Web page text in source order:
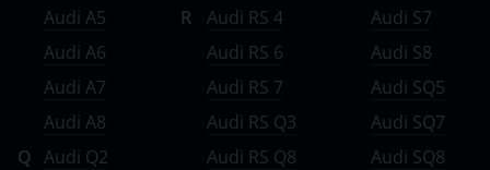
Seat
Skoda
Smart
SsangYong
Audi A5
Audi A6
Audi A7
Audi A8
Q Audi Q2
R
Audi RS 4
Audi RS 6
Audi RS 7
Audi RS Q3
Audi RS Q8
Audi S7
Audi S8
Audi SQ5
Audi SQ7
Audi SQ8